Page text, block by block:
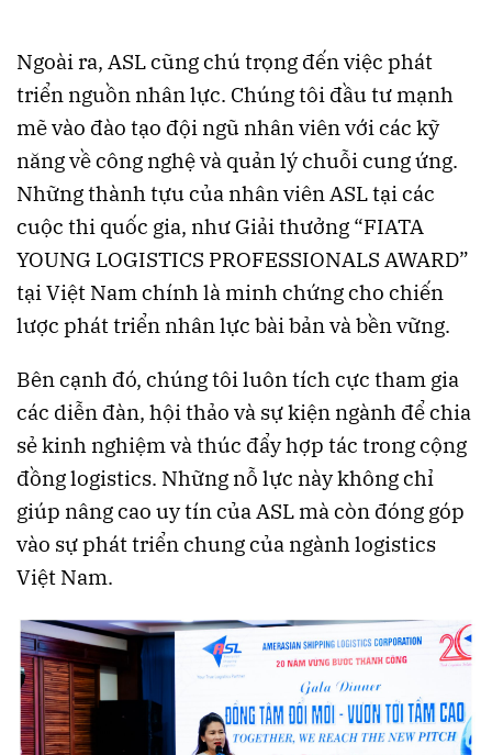
Ngoài ra, ASL cũng chú trọng đến việc phát
triển nguồn nhân lực. Chúng tôi đầu tư mạnh
mẽ vào đào tạo đội ngũ nhân viên với các kỹ
năng về công nghệ và quản lý chuỗi cung ứng.
Những thành tựu của nhân viên ASL tại các
cuộc thi quốc gia, như Giải thưởng “FIATA
YOUNG LOGISTICS PROFESSIONALS AWARD”
tại Việt Nam chính là minh chứng cho chiến
lược phát triển nhân lực bài bản và bền vững​.
Bên cạnh đó, chúng tôi luôn tích cực tham gia
các diễn đàn, hội thảo và sự kiện ngành để chia
sẻ kinh nghiệm và thúc đẩy hợp tác trong cộng
đồng logistics. Những nỗ lực này không chỉ
giúp nâng cao uy tín của ASL mà còn đóng góp
vào sự phát triển chung của ngành logistics
Việt Nam​​.